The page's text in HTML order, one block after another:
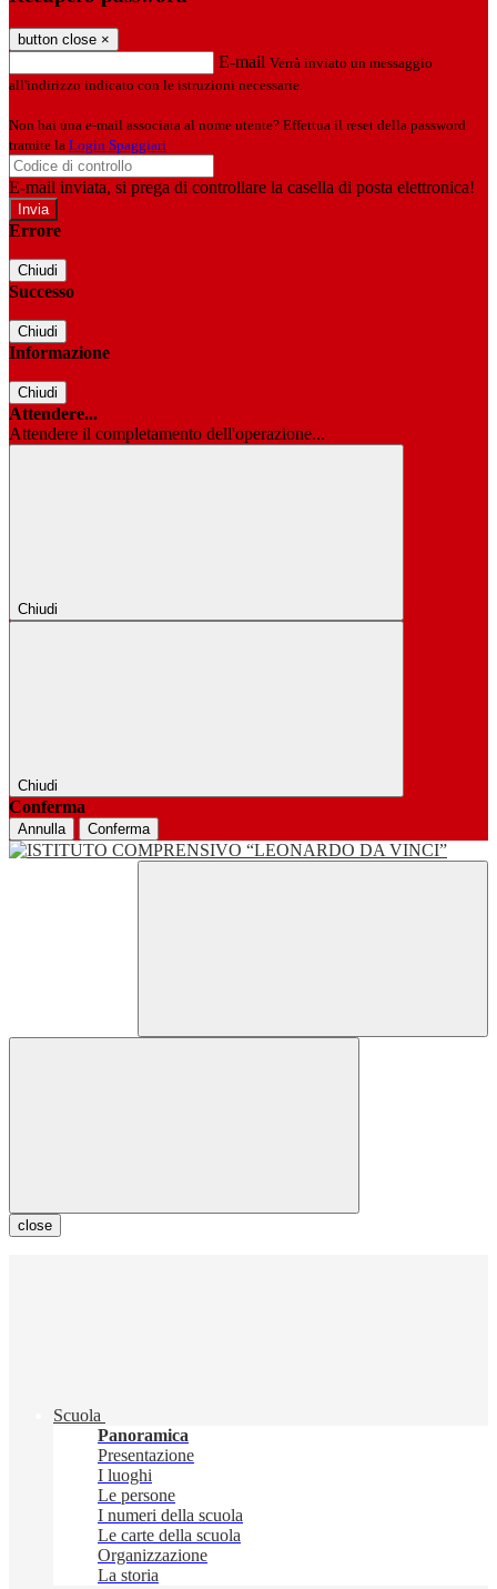
button close ×
E-mail Verrà inviato un messaggio
all'indirizzo indicato con le istruzioni necessarie.
Non hai una e-mail associata al nome utente? Effettua il reset della password
tramite la Login Spaggiari
E-mail inviata, si prega di controllare la casella di posta elettronica!
Errore
Chiudi
Successo
Chiudi
Informazione
Chiudi
Attendere...
Attendere il completamento dell'operazione...
Chiudi
Chiudi
Conferma
Annulla Conferma
close
Scuola
Panoramica
Presentazione
I luoghi
Le persone
I numeri della scuola
Le carte della scuola
Organizzazione
La storia